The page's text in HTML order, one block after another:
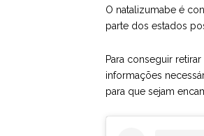
O natalizumabe é
parte dos estados
Para conseguir
informações
para que sejam